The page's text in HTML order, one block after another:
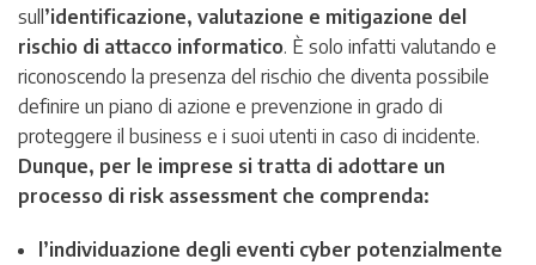
sull’identificazione, valutazione e mitigazione del
rischio di attacco informatico. È solo infatti valutando e
riconoscendo la presenza del rischio che diventa possibile
definire un piano di azione e prevenzione in grado di
proteggere il business e i suoi utenti in caso di incidente.
Dunque, per le imprese si tratta di adottare un
processo di risk assessment che comprenda:
l’individuazione degli eventi cyber potenzialmente